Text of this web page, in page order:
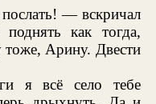
— вскричал
как тогда,
Арину. Двести
я всё село тебе